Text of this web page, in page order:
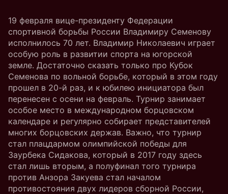
19 февраля вице-президенту Федерации
спортивной борьбы России Владимиру Семенову
исполнилось 70 лет. Владимир Николаевич играет
особую роль в развитии спорта на югорской
земле. Достаточно сказать только про Кубок
Семенова по вольной борьбе, который в этом году
прошел в 20-й раз, и к юбилею инициатора был
перенесен с осени на февраль. Турнир занимает
особое место в международном борцовском
календаре и регулярно собирает представителей
многих борцовских держав. Важно, что турнир
стал плацдармом олимпийской победы для
Заурбека Сидакова, который в 2017 году здесь
стал лишь вторым, а полуфинал того турнира
против Анзора Закуева стал началом
противостояния двух лидеров сборной России,